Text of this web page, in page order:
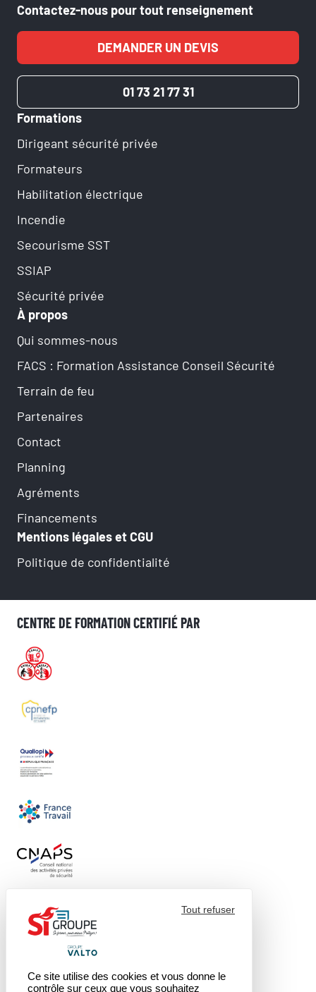
Contactez-nous pour tout renseignement
DEMANDER UN DEVIS
01 73 21 77 31
Formations
Dirigeant sécurité privée
Formateurs
Habilitation électrique
Incendie
Secourisme SST
SSIAP
Sécurité privée
À propos
Qui sommes-nous
FACS : Formation Assistance Conseil Sécurité
Terrain de feu
Partenaires
Contact
Planning
Agréments
Financements
Mentions légales et CGU
Politique de confidentialité
CENTRE DE FORMATION CERTIFIÉ PAR
Ce site utilise des cookies et vous donne le
contrôle sur ceux que vous souhaitez
Tout refuser